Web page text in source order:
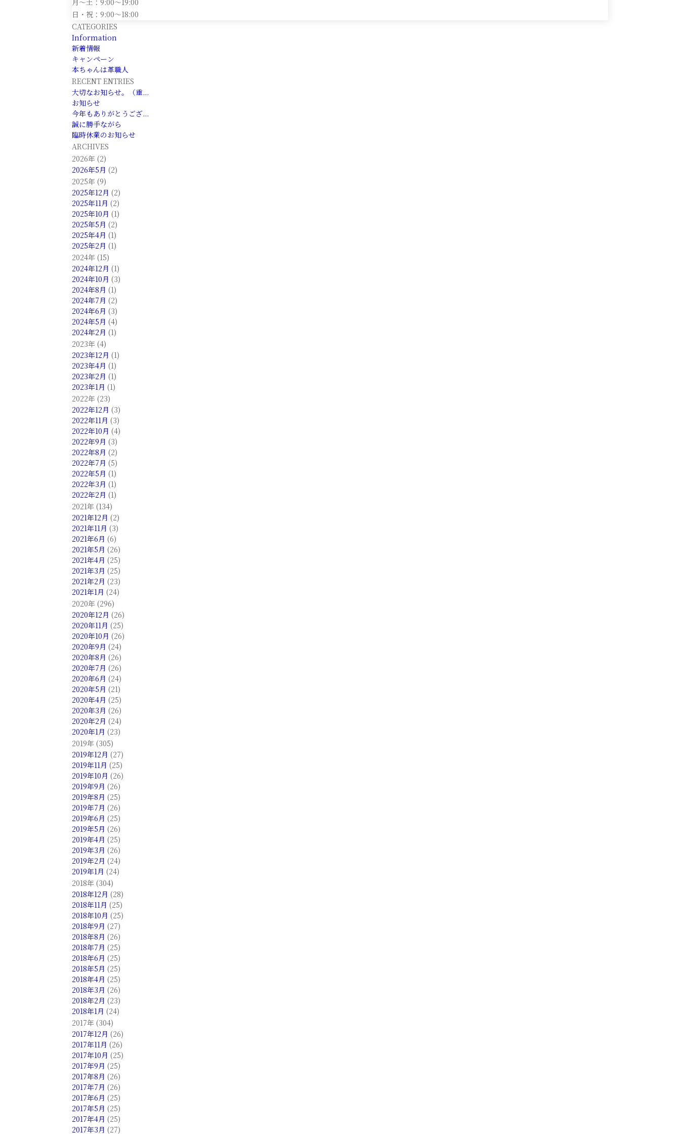
月～土：9:00～19:00
日・祝：9:00～18:00
CATEGORIES
Information
新着情報
キャンペーン
本ちゃんは革職人
RECENT ENTRIES
大切なお知らせ。（重...
お知らせ
今年もありがとうござ...
誠に勝手ながら
臨時休業のお知らせ
ARCHIVES
2026年 (2)
2026年5月 (2)
2025年 (9)
2025年12月 (2)
2025年11月 (2)
2025年10月 (1)
2025年5月 (2)
2025年4月 (1)
2025年2月 (1)
2024年 (15)
2024年12月 (1)
2024年10月 (3)
2024年8月 (1)
2024年7月 (2)
2024年6月 (3)
2024年5月 (4)
2024年2月 (1)
2023年 (4)
2023年12月 (1)
2023年4月 (1)
2023年2月 (1)
2023年1月 (1)
2022年 (23)
2022年12月 (3)
2022年11月 (3)
2022年10月 (4)
2022年9月 (3)
2022年8月 (2)
2022年7月 (5)
2022年5月 (1)
2022年3月 (1)
2022年2月 (1)
2021年 (134)
2021年12月 (2)
2021年11月 (3)
2021年6月 (6)
2021年5月 (26)
2021年4月 (25)
2021年3月 (25)
2021年2月 (23)
2021年1月 (24)
2020年 (296)
2020年12月 (26)
2020年11月 (25)
2020年10月 (26)
2020年9月 (24)
2020年8月 (26)
2020年7月 (26)
2020年6月 (24)
2020年5月 (21)
2020年4月 (25)
2020年3月 (26)
2020年2月 (24)
2020年1月 (23)
2019年 (305)
2019年12月 (27)
2019年11月 (25)
2019年10月 (26)
2019年9月 (26)
2019年8月 (25)
2019年7月 (26)
2019年6月 (25)
2019年5月 (26)
2019年4月 (25)
2019年3月 (26)
2019年2月 (24)
2019年1月 (24)
2018年 (304)
2018年12月 (28)
2018年11月 (25)
2018年10月 (25)
2018年9月 (27)
2018年8月 (26)
2018年7月 (25)
2018年6月 (25)
2018年5月 (25)
2018年4月 (25)
2018年3月 (26)
2018年2月 (23)
2018年1月 (24)
2017年 (304)
2017年12月 (26)
2017年11月 (26)
2017年10月 (25)
2017年9月 (25)
2017年8月 (26)
2017年7月 (26)
2017年6月 (25)
2017年5月 (25)
2017年4月 (25)
2017年3月 (27)